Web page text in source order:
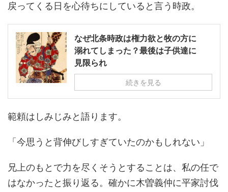
戻ってくる日を心待ちにしていると言う時政。
なぜ北条時政は権力欲と牧の方に
溺れてしまった？最後は子供達に
見限られ
続きを見る
範頼はしみじみと語ります。
「今思うと背伸びしすぎていたのかもしれない」
兄上のもとで力を尽くそうとすることは、私の任で
はなかったと振り返る。確かに木曽義仲に平家討伐